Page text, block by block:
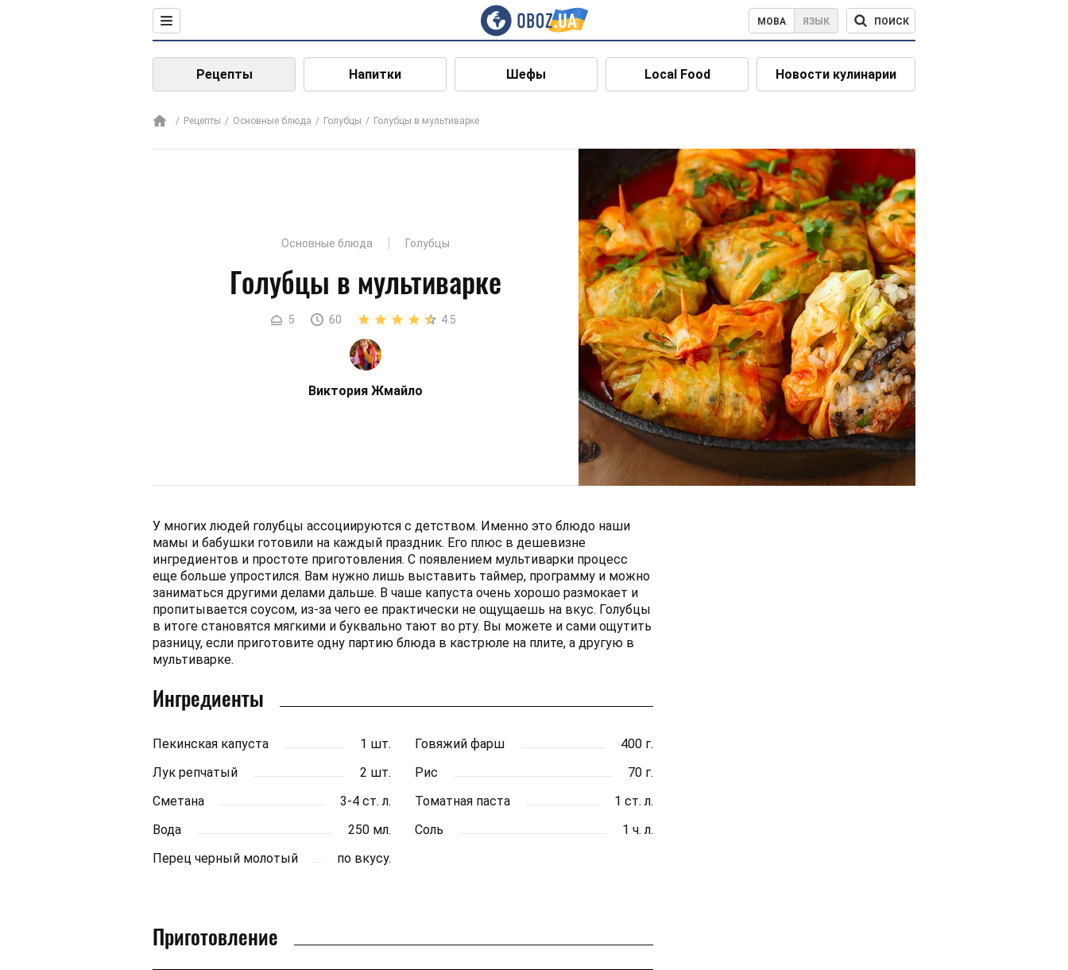
МОВА ЯЗЫК ПОИСК
Рецепты Напитки Шефы Local Food Новости кулинарии
Рецепты Основные блюда Голубцы Голубцы в мультиварке
Основные блюда Голубцы
Голубцы в мультиварке
5 60 4.5
Виктория Жмайло
У многих людей голубцы ассоциируются с детством. Именно это блюдо наши
мамы и бабушки готовили на каждый праздник. Его плюс в дешевизне
ингредиентов и простоте приготовления. С появлением мультиварки процесс
еще больше упростился. Вам нужно лишь выставить таймер, программу и можно
заниматься другими делами дальше. В чаше капуста очень хорошо размокает и
пропитывается соусом, из-за чего ее практически не ощущаешь на вкус. Голубцы
в итоге становятся мягкими и буквально тают во рту. Вы можете и сами ощутить
разницу, если приготовите одну партию блюда в кастрюле на плите, а другую в
мультиварке.
Ингредиенты
Пекинская капуста 1 шт. Говяжий фарш
400 г.
Лук репчатый
2 шт. Рис
70 г.
Сметана
3-4 ст. л. Томатная паста
1 ст. л.
Вода
250 мл. Соль
1 ч. л.
Перец черный молотый
по вкусу.
Приготовление